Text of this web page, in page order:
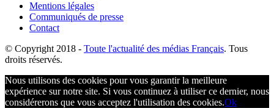
Mentions légales
Communiqués de presse
Contact
© Copyright 2018 - Toute l'actualité des médias Français. Tous
droits réservés.
Nous utilisons des cookies pour vous garantir la meilleure
expérience sur notre site. Si vous continuez à utiliser ce dernier, nous
considérerons que vous acceptez l'utilisation des cookies.Ok